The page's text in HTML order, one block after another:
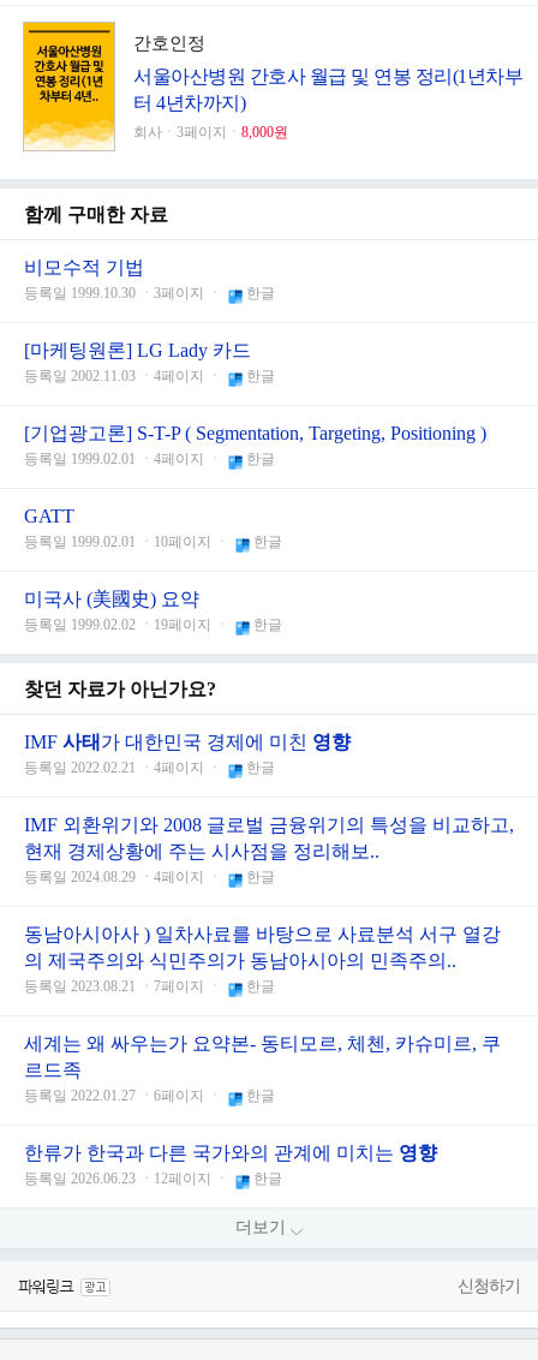
간호인정
서울아산병원 간호사 월급 및 연봉 정리(1년차부
터 4년차까지)
회사ㆍ3페이지ㆍ 8,000원
함께 구매한 자료
비모수적 기법
등록일 1999.10.30 ㆍ3페이지 ㆍ 한글
[마케팅원론] LG Lady 카드
등록일 2002.11.03 ㆍ4페이지 ㆍ 한글
[기업광고론] S-T-P ( Segmentation, Targeting, Positioning )
등록일 1999.02.01 ㆍ4페이지 ㆍ 한글
GATT
등록일 1999.02.01 ㆍ10페이지 ㆍ 한글
미국사 (美國史) 요약
등록일 1999.02.02 ㆍ19페이지 ㆍ 한글
찾던 자료가 아닌가요?
IMF 사태 가 대한민국 경제에 미친 영향
등록일 2022.02.21 ㆍ4페이지 ㆍ 한글
IMF 외환위기와 2008 글로벌 금융위기의 특성을 비교하고,
현재 경제상황에 주는 시사점을 정리해보..
등록일 2024.08.29 ㆍ4페이지 ㆍ 한글
동남아시아사 ) 일차사료를 바탕으로 사료분석 서구 열강
의 제국주의와 식민주의가 동남아시아의 민족주의..
등록일 2023.08.21 ㆍ7페이지 ㆍ 한글
세계는 왜 싸우는가 요약본- 동티모르, 체첸, 카슈미르, 쿠
르드족
등록일 2022.01.27 ㆍ6페이지 ㆍ 한글
한류가 한국과 다른 국가와의 관계에 미치는 영향
등록일 2026.06.23 ㆍ12페이지 ㆍ 한글
더보기
신청하기